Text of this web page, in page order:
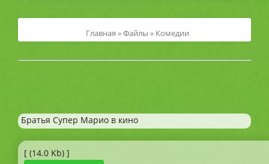
Главная »Файлы » Комедии
Братья Супер Марио в кино
[ (14.0 Kb) ]